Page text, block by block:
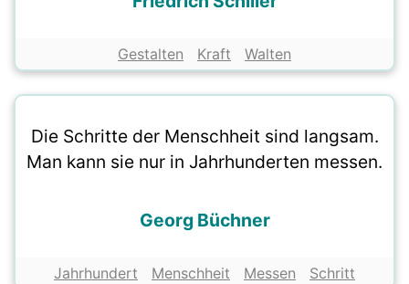
Gestalten Kraft Walten
Die Schritte der Menschheit sind langsam.
Man kann sie nur in Jahrhunderten messen.
Georg Büchner
Jahrhundert Menschheit Messen Schritt